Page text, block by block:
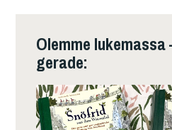
Olemme lukemassa
gerade: